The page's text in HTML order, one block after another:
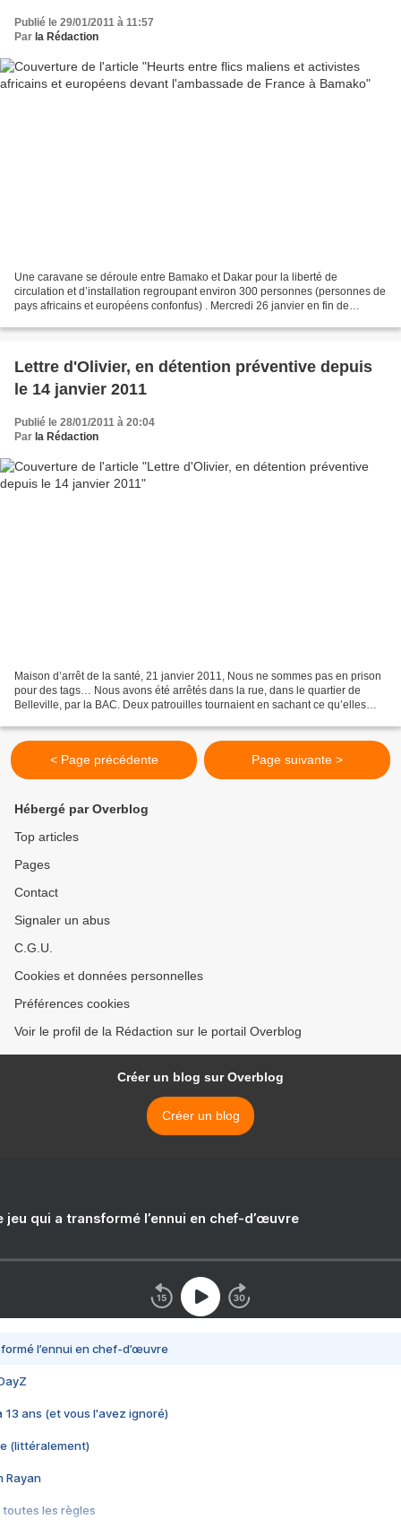
Publié le 29/01/2011 à 11:57
Par la Rédaction
Une caravane se déroule entre Bamako et Dakar pour la liberté de
circulation et d’installation regroupant environ 300 personnes (personnes de
pays africains et européens confonfus) . Mercredi 26 janvier en fin de
Lettre d'Olivier, en détention préventive depuis
le 14 janvier 2011
Publié le 28/01/2011 à 20:04
Par la Rédaction
Maison d’arrêt de la santé, 21 janvier 2011, Nous ne sommes pas en prison
pour des tags… Nous avons été arrêtés dans la rue, dans le quartier de
Belleville, par la BAC. Deux patrouilles tournaient en sachant ce qu’elles
< Page précédente Page suivante >
Hébergé par Overblog
Top articles
Pages
Contact
Signaler un abus
C.G.U.
Cookies et données personnelles
Préférences cookies
Voir le profil de la Rédaction sur le portail Overblog
Créer un blog sur Overblog
Créer un blog
jeu qui a transformé l’ennui en chef-d’œuvre
l’ennui en chef-d’œuvre
13 ans (et vous l'avez ignoré)
(littéralement)
Rayan
toutes les règles